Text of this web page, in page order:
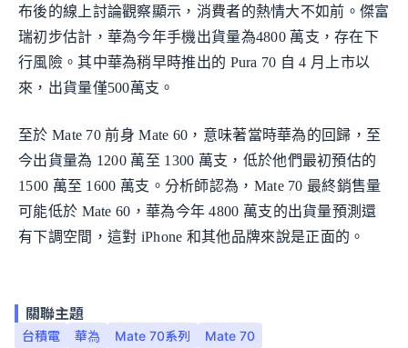
布後的線上討論觀察顯示，消費者的熱情大不如前。傑富
瑞初步估計，華為今年手機出貨量為4800 萬支，存在下
行風險。其中華為稍早時推出的 Pura 70 自 4 月上市以
來，出貨量僅500萬支。
至於 Mate 70 前身 Mate 60，意味著當時華為的回歸，至
今出貨量為 1200 萬至 1300 萬支，低於他們最初預估的
1500 萬至 1600 萬支。分析師認為，Mate 70 最終銷售量
可能低於 Mate 60，華為今年 4800 萬支的出貨量預測還
有下調空間，這對 iPhone 和其他品牌來說是正面的。
關聯主題
台積電 華為 Mate 70系列 Mate 70